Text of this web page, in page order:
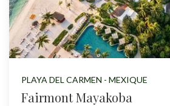
PLAYA DEL CARMEN - MEXIQUE
Fairmont Mayakoba